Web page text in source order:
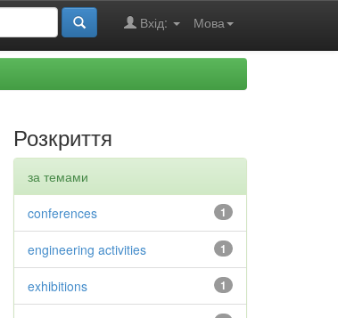
Мова
Вхід:
Розкриття
за темами
1
conferences
1
engineering activities
1
exhibitions